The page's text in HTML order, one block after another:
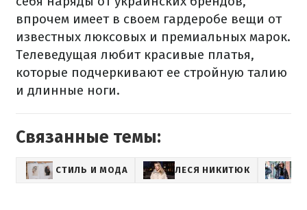
впрочем имеет в своем гардеробе вещи от
известных люксовых и премиальных марок.
Телеведущая любит красивые платья,
которые подчеркивают ее стройную талию
и длинные ноги.
Связанные темы:
СТИЛЬ И МОДА ЛЕСЯ НИКИТЮК